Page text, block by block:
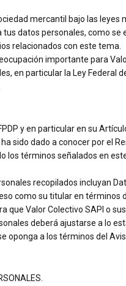
mercantil bajo las leyes
tus datos personales, como
relacionados con este tema.
importante para
en particular la Ley Federal
y en particular en su
sido dado a conocer por el
los términos señalados en
recopilados incluyan
como su titular en términos
que Valor Colectivo SAPI o
deberá ajustarse a lo
oponga a los términos del